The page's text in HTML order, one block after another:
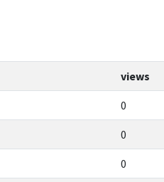
views
0
0
0